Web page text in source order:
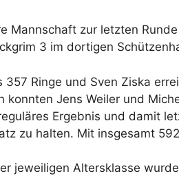
Mannschaft zur letzten
3 im dortigen
357 Ringe und Sven Ziska
konnten Jens Weiler und
Ergebnis und damit
zu halten. Mit insgesamt
jeweiligen Altersklasse